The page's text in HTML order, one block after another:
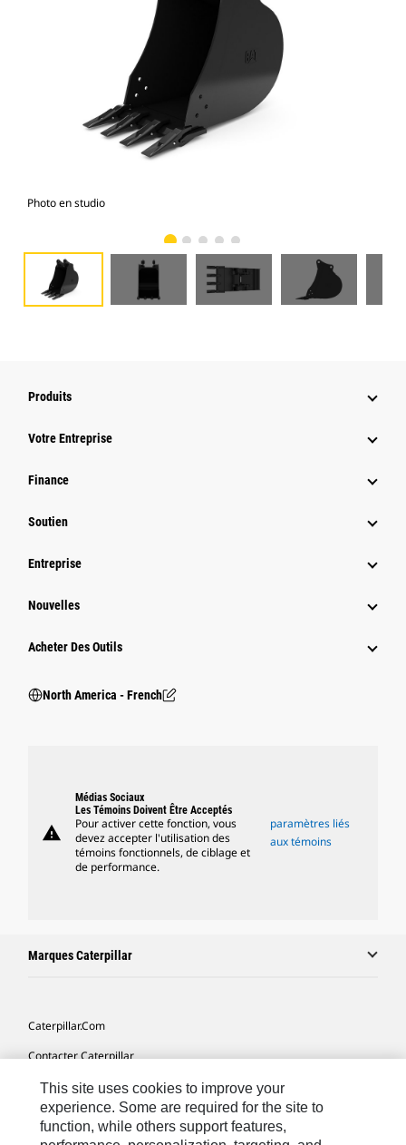
Photo en studio
Produits
Votre Entreprise
Finance
Soutien
Entreprise
Nouvelles
Acheter Des Outils
North America - French
warning
Médias Sociaux
Les Témoins Doivent Être Acceptés
Pour activer cette fonction, vous
devez accepter l'utilisation des
témoins fonctionnels, de ciblage et
de performance.
paramètres liés
aux témoins
Marques Caterpillar
Caterpillar.com
Contacter Caterpillar
Mes Préférences Marketing
Plan Du Site
This site uses cookies to improve your
experience. Some are required for the site to
function, while others support features,